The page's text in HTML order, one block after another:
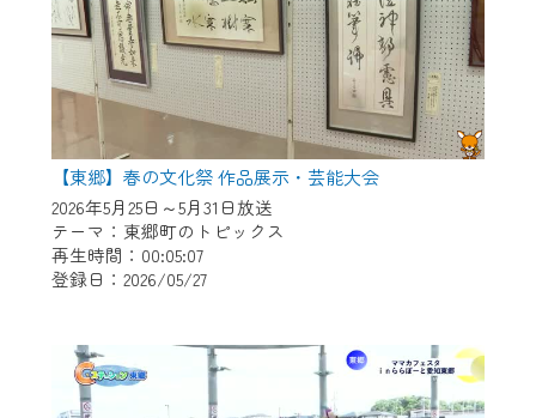
【東郷】春の文化祭 作品展示・芸能大会
2026年5月25日～5月31日放送
テーマ：東郷町のトピックス
再生時間：00:05:07
登録日：2026/05/27